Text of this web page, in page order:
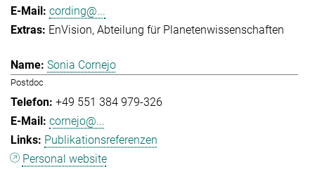
cording@...
EnVision Abteilung für Planetenwissenschaften
Sonia Cornejo
Postdoc
+49 551 384 979-326
cornejo@...
Publikationsreferenzen
Personal website